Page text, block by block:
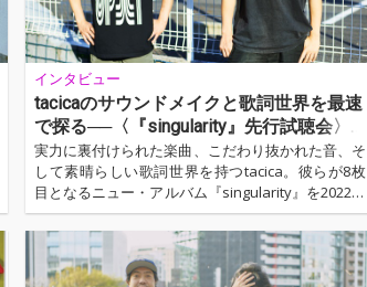
インタビュー
tacicaのサウンドメイクと歌詞世界を最速
で探る──〈『singularity』先行試聴会〉
イベント・レポート
実力に裏付けられた楽曲、こだわり抜かれた音、そ
して素晴らしい歌詞世界を持つtacica。彼らが8枚
目となるニュー・アルバム『singularity』を2022年
6月29日にリリース。オトトイでは、リリース前日
である6月28日(火)に〈『singularity』先行試聴会
〉を開催。全収録曲の先行試聴に加え、制作過程に
ついて語る公開インタビューも同時に開催するとい